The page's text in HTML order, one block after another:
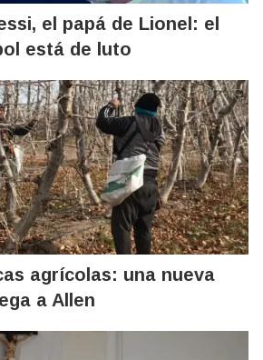
el papá de Lionel: el
está de luto
agrícolas: una nueva
a Allen